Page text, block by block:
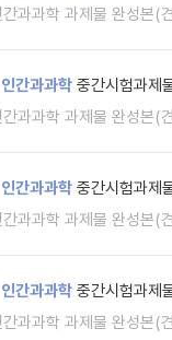
간과과학 과제물 완성본(
인간과과학 중간시험과제
간과과학 과제물 완성본(
인간과과학 중간시험과제
간과과학 과제물 완성본(
인간과과학 중간시험과제
간과과학 과제물 완성본(